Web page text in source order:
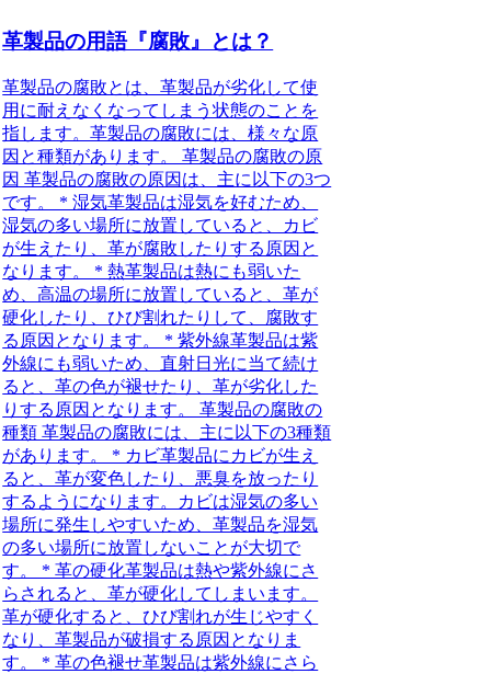
革製品の用語『腐敗』とは？
革製品の腐敗とは、革製品が劣化して使
用に耐えなくなってしまう状態のことを
指します。革製品の腐敗には、様々な原
因と種類があります。 革製品の腐敗の原
因 革製品の腐敗の原因は、主に以下の3つ
です。 * 湿気革製品は湿気を好むため、
湿気の多い場所に放置していると、カビ
が生えたり、革が腐敗したりする原因と
なります。 * 熱革製品は熱にも弱いた
め、高温の場所に放置していると、革が
硬化したり、ひび割れたりして、腐敗す
る原因となります。 * 紫外線革製品は紫
外線にも弱いため、直射日光に当て続け
ると、革の色が褪せたり、革が劣化した
りする原因となります。 革製品の腐敗の
種類 革製品の腐敗には、主に以下の3種類
があります。 * カビ革製品にカビが生え
ると、革が変色したり、悪臭を放ったり
するようになります。カビは湿気の多い
場所に発生しやすいため、革製品を湿気
の多い場所に放置しないことが大切で
す。 * 革の硬化革製品は熱や紫外線にさ
らされると、革が硬化してしまいます。
革が硬化すると、ひび割れが生じやすく
なり、革製品が破損する原因となりま
す。 * 革の色褪せ革製品は紫外線にさら